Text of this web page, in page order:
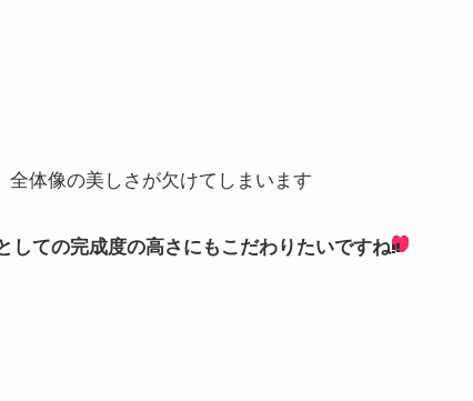
体像の美しさが欠けてしまいます
しての完成度の高さにもこだわりたいですね